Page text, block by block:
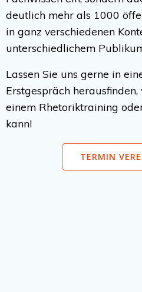
deutlich mehr als 1000
in ganz verschiedenen
unterschiedlichem
Lassen Sie uns gerne in
Erstgespräch
einem Rhetoriktraining
kann!
TERMIN